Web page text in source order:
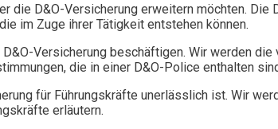
D&O-Versicherung erweitern möchten. Die
im Zuge ihrer Tätigkeit entstehen können.
Versicherung beschäftigen. Wir werden
die in einer D&O-Police enthalten
für Führungskräfte unerlässlich ist. Wir
erläutern.